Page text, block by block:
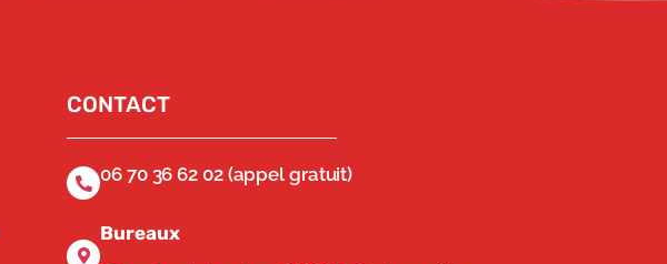
CONTACT
06 70 36 62 02 (appel gratuit)
Bureaux